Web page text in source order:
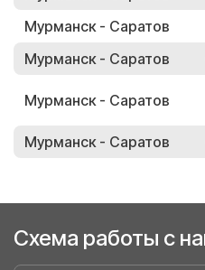
Мурманск - Саратов
Мурманск - Саратов
Мурманск - Саратов
Мурманск - Саратов
Схема работы с